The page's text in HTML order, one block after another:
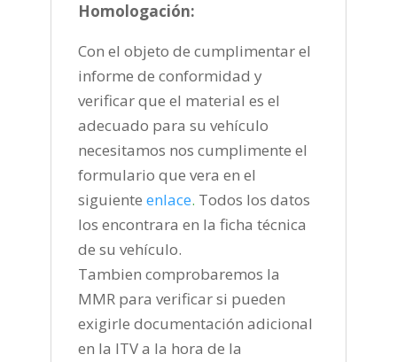
Homologación:
Con el objeto de cumplimentar el
informe de conformidad y
verificar que el material es el
adecuado para su vehículo
necesitamos nos cumplimente el
formulario que vera en el
siguiente enlace. Todos los datos
los encontrara en la ficha técnica
de su vehículo.
Tambien comprobaremos la
MMR para verificar si pueden
exigirle documentación adicional
en la ITV a la hora de la